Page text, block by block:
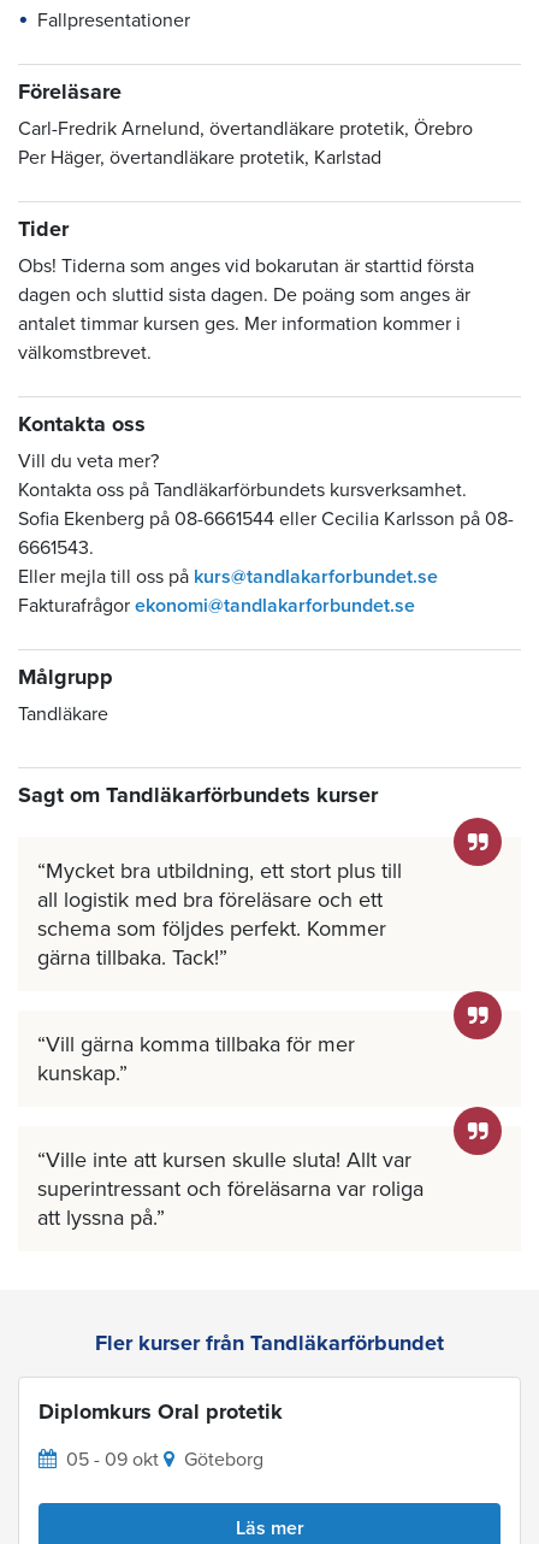
Fallpresentationer
Föreläsare
Carl-Fredrik Arnelund, övertandläkare protetik, Örebro
Per Häger, övertandläkare protetik, Karlstad
Tider
Obs! Tiderna som anges vid bokarutan är starttid första
dagen och sluttid sista dagen. De poäng som anges är
antalet timmar kursen ges. Mer information kommer i
välkomstbrevet.
Kontakta oss
Vill du veta mer?
Kontakta oss på Tandläkarförbundets kursverksamhet.
Sofia Ekenberg på 08-6661544 eller Cecilia Karlsson på 08-
6661543.
Eller mejla till oss på kurs@tandlakarforbundet.se
Fakturafrågor ekonomi@tandlakarforbundet.se
Målgrupp
Tandläkare
Sagt om Tandläkarförbundets kurser
Mycket bra utbildning, ett stort plus till
all logistik med bra föreläsare och ett
schema som följdes perfekt. Kommer
gärna tillbaka. Tack!
Vill gärna komma tillbaka för mer
kunskap.
Ville inte att kursen skulle sluta! Allt var
superintressant och föreläsarna var roliga
att lyssna på.
Fler kurser från Tandläkarförbundet
Diplomkurs Oral protetik
05 - 09 okt Göteborg
Läs mer